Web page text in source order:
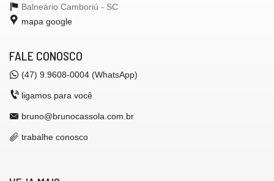
Balneário Camboriú - SC
mapa google
FALE CONOSCO
(47) 9.9608-0004 (WhatsApp)
ligamos para você
bruno@brunocassola.com.br
trabalhe conosco